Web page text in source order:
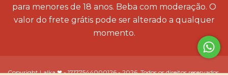
para menores de 18 anos. Beba com moderação. O
valor do frete grátis pode ser alterado a qualquer
momento.
Copyright Lalka ❤ - 17177544000126 - 2026. Todos os direitos reservados.